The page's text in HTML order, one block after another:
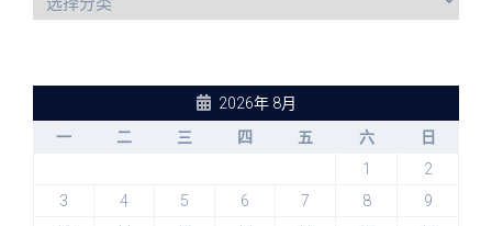
2026年 8月
一
二 三 四 五 六
日
1
2
3
4 5 6 7 8
9